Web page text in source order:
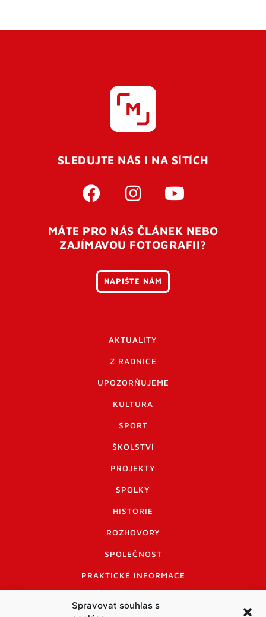
Spravovat souhlas s
SLEDUJTE NÁS I NA SÍTÍCH
MÁTE PRO NÁS ČLÁNEK NEBO
ZAJÍMAVOU FOTOGRAFII?
NAPIŠTE NÁM
AKTUALITY
Z RADNICE
UPOZORŇUJEME
KULTURA
SPORT
ŠKOLSTVÍ
PROJEKTY
SPOLKY
HISTORIE
ROZHOVORY
SPOLEČNOST
PRAKTICKÉ INFORMACE